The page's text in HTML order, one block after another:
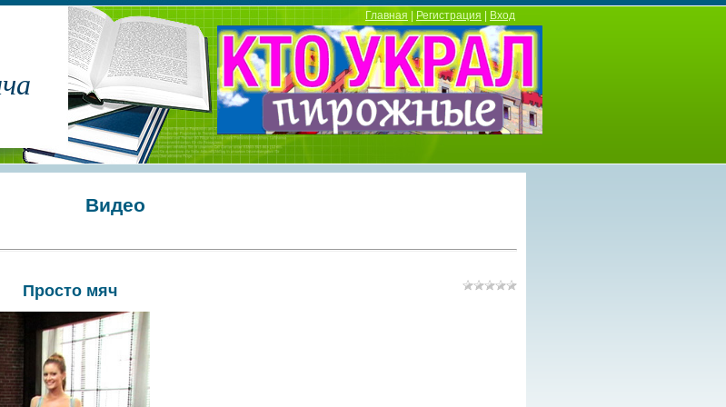
Главная Регистрация Вход
Видео
Просто мяч